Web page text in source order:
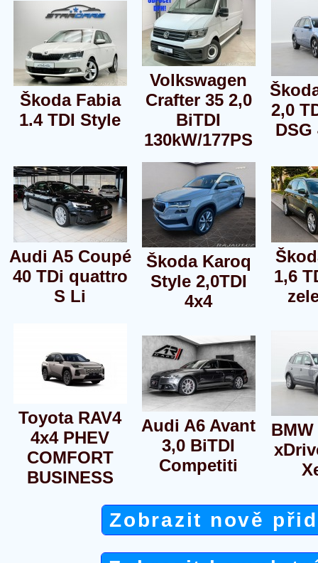
Škoda Fabia
1.4 TDI Style
Volkswagen
Crafter 35 2,0
BiTDI
130kW/177PS
2,0
DSG
Audi A5 Coupé
40 TDi quattro
S Li
Škoda Karoq
Style 2,0TDI
4x4
1,6
Toyota RAV4
4x4 PHEV
COMFORT
BUSINESS
Audi A6 Avant
3,0 BiTDI
Competiti
BMW
Zobrazit nově